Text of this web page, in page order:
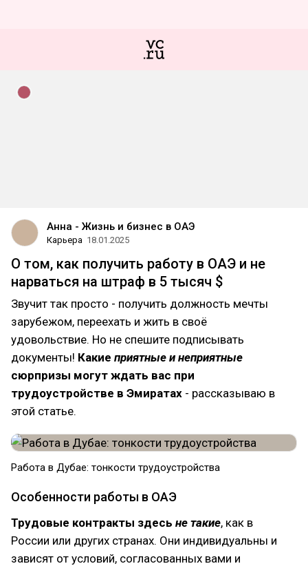
Анна - Жизнь и бизнес в ОАЭ
Карьера 18.01.2025
О том, как получить работу в ОАЭ и не
нарваться на штраф в 5 тысяч $
Звучит так просто - получить должность мечты
зарубежом, переехать и жить в своё
удовольствие. Но не спешите подписывать
документы! Какие приятные и неприятные
сюрпризы могут ждать вас при
трудоустройстве в Эмиратах - рассказываю в
этой статье.
Работа в Дубае: тонкости трудоустройства
Особенности работы в ОАЭ
Трудовые контракты здесь не такие, как в
России или других странах. Они индивидуальны и
зависят от условий, согласованных вами и